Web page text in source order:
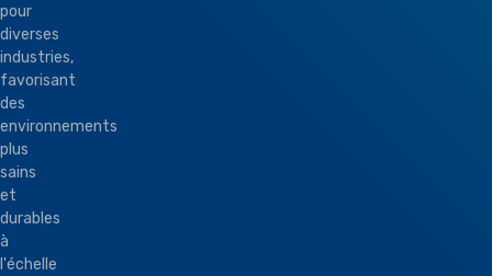
pour
diverses
industries,
favorisant
des
environnements
plus
sains
et
durables
à
l'échelle